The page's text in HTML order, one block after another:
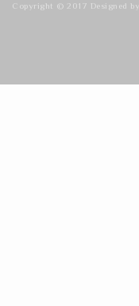
Copyright © 2017 Designed by